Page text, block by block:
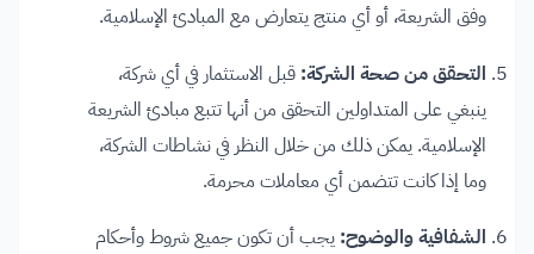
وفق الشريعة، أو أي منتج يتعارض مع المبادئ الإسلامية.
التحقق من صحة الشركة: قبل الاستثمار في أي شركة،
ينبغي على المتداولين التحقق من أنها تتبع مبادئ الشريعة
الإسلامية. يمكن ذلك من خلال النظر في نشاطات الشركة،
وما إذا كانت تتضمن أي معاملات محرمة.
الشفافية والوضوح: يجب أن تكون جميع شروط وأحكام